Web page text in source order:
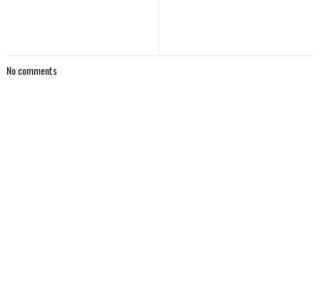
No comments